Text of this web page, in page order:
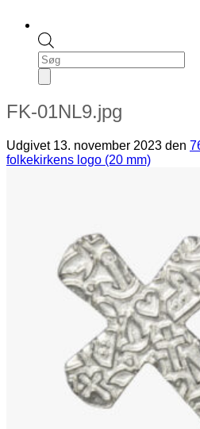
Products
search
FK-01NL9.jpg
Udgivet 13. november 2023 den
folkekirkens logo (20 mm)